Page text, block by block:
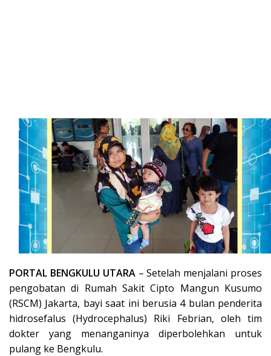
PORTAL BENGKULU UTARA– Setelah menjalani proses
pengobatan di Rumah Sakit Cipto Mangun Kusumo
(RSCM) Jakarta, bayi saat ini berusia 4 bulan penderita
hidrosefalus (Hydrocephalus) Riki Febrian, oleh tim
dokter yang menanganinya diperbolehkan untuk
pulang ke Bengkulu.